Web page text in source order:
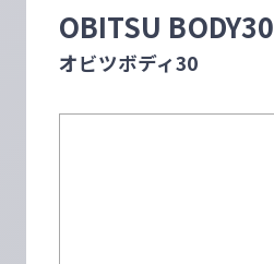
OBITSU BODY30
オビツボディ30